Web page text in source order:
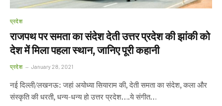
प्रदेश
राजपथ पर समता का संदेश देती उत्तर प्रदेश की झांकी को
देश में मिला पहला स्थान, जानिए पूरी कहानी
प्रदेश January 28, 2021
नई दिल्ली/लखनऊ: जहां अयोध्या सियाराम की, देती समता का संदेश, कला और
संस्कृति की धरती, धन्य-धन्य हो उत्तर प्रदेश….ये संगीत…